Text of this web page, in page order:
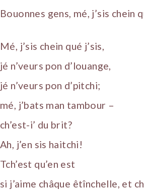
Bouonnes gens, mé, j’sis chein
Mé, j’sis chein qué j’sis,
jé n’veurs pon d’louange,
jé n’veurs pon d’pitchi;
mé, j’bats man tambour –
ch’est-i’ du brit?
Ah, j’en sis haitchi!
Tch’est qu’en est
si j’aime châque êtînchelle, et